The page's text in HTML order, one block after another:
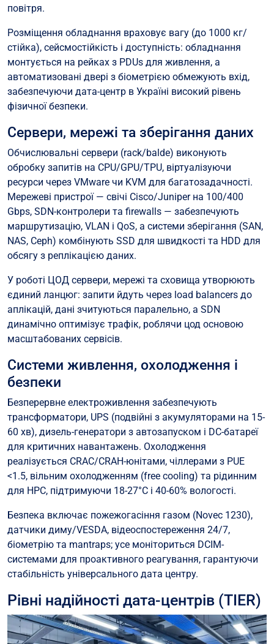
повітря.
Розміщення обладнання враховує вагу (до 1000 кг/
стійка), сейсмостійкість і доступність: обладнання
монтується на рейках з PDUs для живлення, а
автоматизовані двері з біометрією обмежують вхід,
забезпечуючи дата-центр в Україні високий рівень
фізичної безпеки.
Сервери, мережі та зберігання даних
Обчислювальні сервери (rack/balde) виконують
обробку запитів на CPU/GPU/TPU, віртуалізуючи
ресурси через VMware чи KVM для багатозадачності.
Мережеві пристрої — свічі Cisco/Juniper на 100/400
Gbps, SDN-контролери та firewalls — забезпечують
маршрутизацію, VLAN і QoS, а системи зберігання (SAN,
NAS, Ceph) комбінують SSD для швидкості та HDD для
обсягу з реплікацією даних.
У роботі ЦОД сервери, мережі та сховища утворюють
єдиний ланцюг: запити йдуть через load balancers до
аплікацій, дані зчитуються паралельно, а SDN
динамічно оптимізує трафік, роблячи цод основою
масштабованих сервісів.
Системи живлення, охолодження і
безпеки
Безперервне електроживлення забезпечують
трансформатори, UPS (подвійні з акумуляторами на 15-
60 хв), дизель-генератори з автозапуском і DC-батареї
для критичних навантажень. Охолодження
реалізується CRAC/CRAH-юнітами, чіллерами з PUE
<1.5, вільним охолодженням (free cooling) та рідинним
для HPC, підтримуючи 18-27°C і 40-60% вологості.
Безпека включає пожежогасіння газом (Novec 1230),
датчики диму/VESDA, відеоспостереження 24/7,
біометрію та mantraps; усе моніториться DCIM-
системами для проактивного реагування, гарантуючи
стабільність універсального дата центру.
Рівні надійності дата-центрів (TIER)